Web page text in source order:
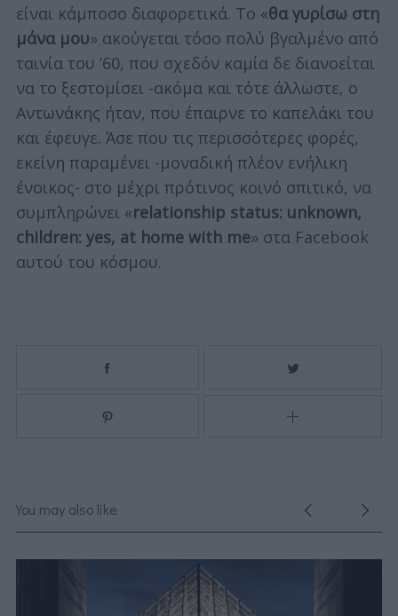
είναι κάμποσο διαφορετικά. Το «θα γυρίσω στη
μάνα μου» ακούγεται τόσο πολύ βγαλμένο από
ταινία του ’60, που σχεδόν καμία δε διανοείται
να το ξεστομίσει -ακόμα και τότε άλλωστε, ο
Αντωνάκης ήταν, που έπαιρνε το καπελάκι του
και έφευγε. Άσε που τις περισσότερες φορές,
εκείνη παραμένει -μοναδική πλέον ενήλικη
ένοικος- στο μέχρι πρότινος κοινό σπιτικό, να
συμπληρώνει «relationship status: unknown,
children: yes, at home with me» στα Facebook
αυτού του κόσμου.
You may also like